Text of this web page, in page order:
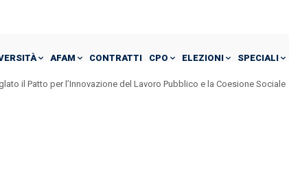
AFAM CONTRATTI CPO ELEZIONI SPECIALI
il Patto per l’Innovazione del Lavoro Pubblico e la Coesione Sociale
Eppur si muove – Art. 15 e Art. 22: vincono gli interessi particolaristici !